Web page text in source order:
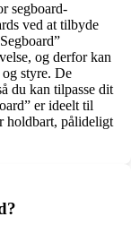
segboard-
ved at tilbyde
og derfor kan
styre. De
du kan tilpasse dit
er ideelt til
holdbart, pålideligt